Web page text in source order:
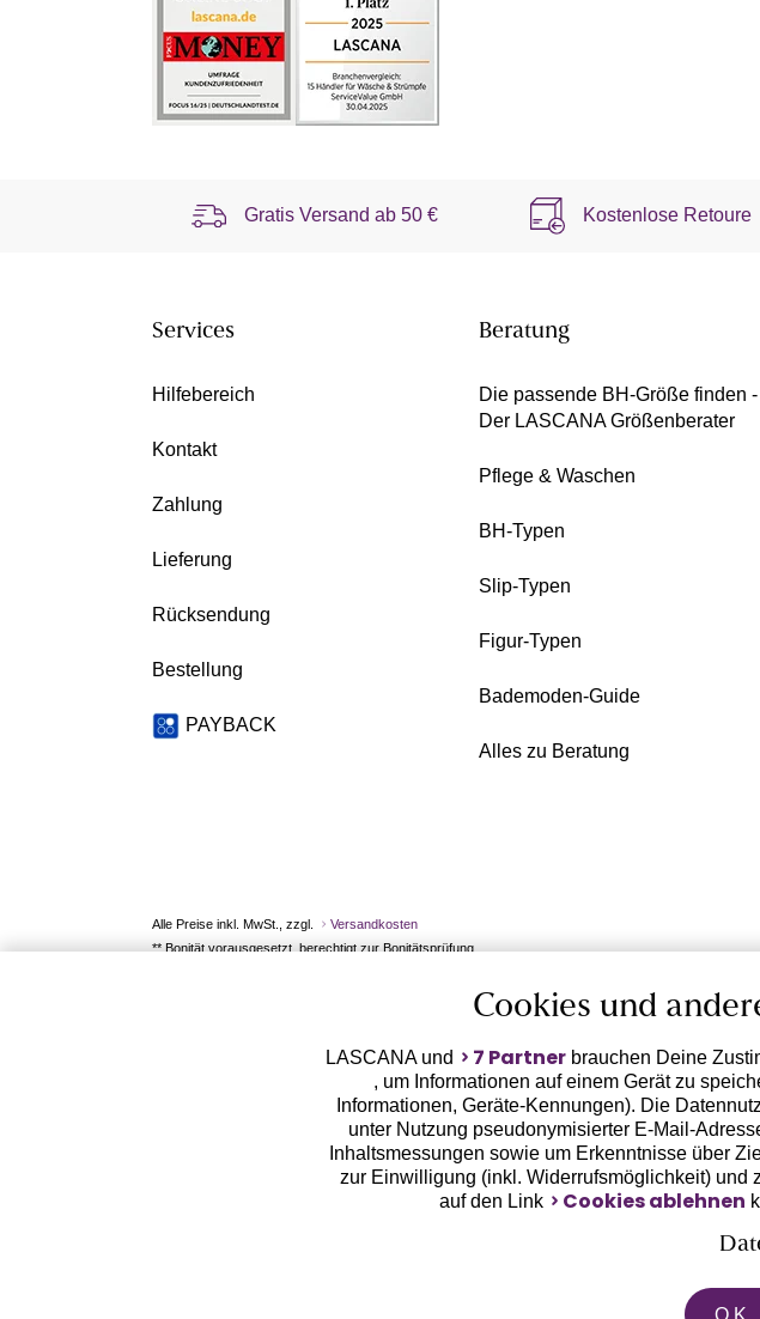
Gratis Versand ab50 € Kostenlose Retoure
Services
Hilfebereich
Kontakt
Zahlung
Lieferung
Rücksendung
Bestellung
PAYBACK
Beratung
Die passende BH-Größe finden -
Der LASCANA Größenberater
Pflege & Waschen
BH-Typen
Slip-Typen
Figur-Typen
Bademoden-Guide
Alles zu Beratung
Alle Preise inkl. MwSt., zzgl.
Versandkosten
** Bonität vorausgesetzt, berechtigt zur Bonitätsprüfung
Cookies und
LASCANA und 7 Partner brauchen Deine
, um Informationen auf einem Gerät zu
Informationen, Geräte-Kennungen). Die
unter Nutzung pseudonymisierter E-Mail-
Inhaltsmessungen sowie um Erkenntnisse über
zur Einwilligung (inkl. Widerrufsmöglichkeit) und
auf den Link
Cookies ablehnen
LASCANA arbeitet mit Partnern zusammen, die